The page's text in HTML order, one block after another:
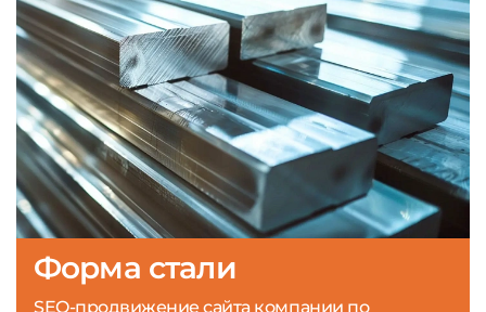
Форма стали
SEO-продвижение сайта компании по